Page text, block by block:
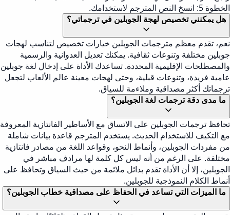
الخطوة 5: انسخ النص المترجم لاستخدامك.
هل يمكنني تخصيص لهجة الجوبلين في ترجماتي؟
نعم، تقدم معظم مترجمات الجوبلين خيارات تخصيص لتناسب لهجات
جوبلين مختلفة وتنوعات ثقافية. يمكنك تعديل العدوانية والرسمية
والمصطلحات الإقليمية المحددة. تساعدك الأداة على إدخال لغة جوبلين
عامية فريدة، وتنوعات قبلية، وحتى لهجات معينة عالم الألعاب لتجعل
ترجماتك أكثر مصداقية وملاءمة للسياق.
ما مدى دقة ترجمات لغة الجوبلين؟
تحافظ ترجمات الجوبلين على الاتساق مع الأساطير الفانتازية المعروفة
مع التكيف للاستخدام الحديث. يستخدم المترجم قاعدة بيانات شاملة
من مفردات الجوبلين، وأنماط النحو، وقواعد اللغة من مصادر فانتازية
مختلفة. على الرغم من أنه ليس كل كلمة لها مرادف مباشر في
الجوبلين، إلا أن الأداة تقدم بدائل ملائمة من حيث السياق وتحافظ على
أنماط الكلام النموذجية للجوبلين.
ما الميزات التي تساعد في الحفاظ على مصداقية خطاب الجوبلين؟